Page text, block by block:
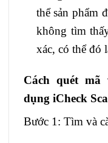
thể sản phẩm
không tìm
xác, có thể đó
Cách quét mã
dụng iCheck
Bước 1: Tìm và